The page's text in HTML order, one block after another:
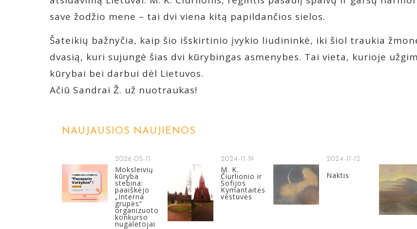
save žodžio mene – tai dvi viena kitą papildančios sielos.
Šateikių bažnyčia, kaip šio išskirtinio įvykio liudininkė, iki šiol traukia
dvasią, kuri sujungė šias dvi kūrybingas asmenybes. Tai vieta, kurioje
kūrybai bei darbui dėl Lietuvos.
Ačiū Sandrai Ž. už nuotraukas!
NAUJAUSIOS NAUJIENOS
2026-05-11
Moksleivių
kūryba
stebina:
paaiškėjo
„Interna
grupės“
organizuoto
konkurso
nugalėtojai
2024-11-19
M. K.
Čiurlionio ir
Sofijos
Kymantaitės
vestuvės
2024-11-12
Naktis